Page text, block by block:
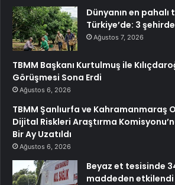
Dünyanın en pahalı
Türkiye’de: 3
Ağustos 7, 2026
TBMM Başkanı Kurtulmuş ile
Görüşmesi Sona Erdi
Ağustos 6, 2026
TBMM Şanlıurfa ve Kahramanmaraş
Dijital Riskleri Araştırma
Bir Ay Uzatıldı
Ağustos 6, 2026
Beyaz et tesisinde
maddeden etkilendi